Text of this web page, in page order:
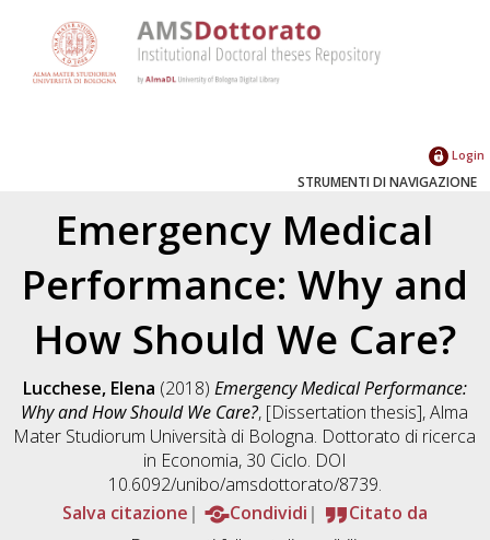
Login
STRUMENTI DI NAVIGAZIONE
Emergency Medical
Performance: Why and
How Should We Care?
Lucchese, Elena (2018) Emergency Medical Performance:
Why and How Should We Care?, [Dissertation thesis], Alma
Mater Studiorum Università di Bologna. Dottorato di ricerca
in Economia, 30 Ciclo. DOI
10.6092/unibo/amsdottorato/8739.
Salva citazione
Condividi
Citato da